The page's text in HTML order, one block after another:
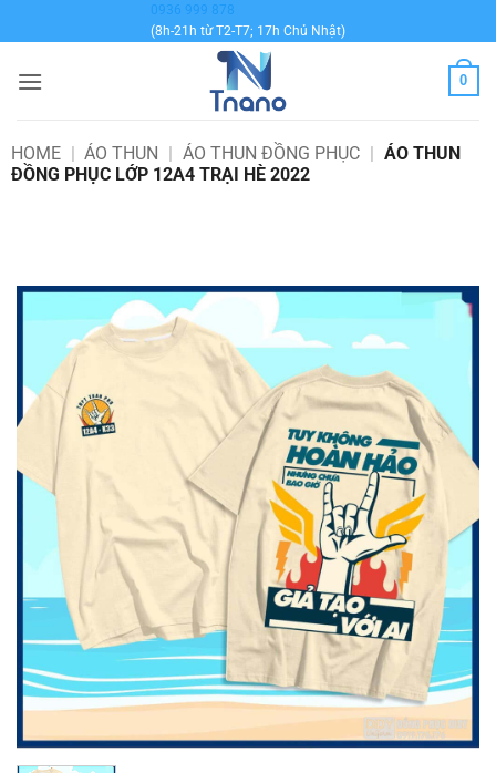
qua
dung
0936 999 878
(8h-21h từ T2-T7; 17h Chủ Nhật)
0
HOME | ÁO THUN | ÁO THUN ĐỒNG PHỤC | ÁO THUN
ĐỒNG PHỤC LỚP 12A4 TRẠI HÈ 2022